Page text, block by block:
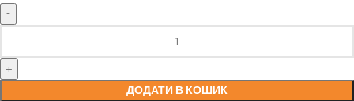
ДОДАТИ В КОШИК